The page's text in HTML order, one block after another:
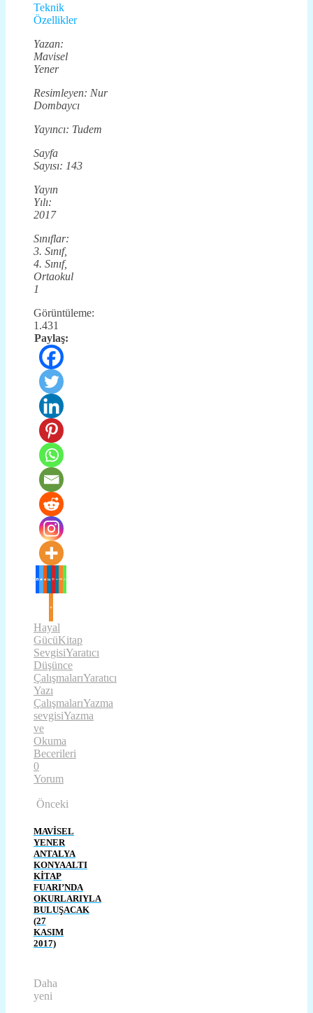
Teknik
Özellikler
Yazan:
Mavisel
Yener
Resimleyen: Nur
Dombaycı
Yayıncı: Tudem
Sayfa
Sayısı: 143
Yayın
Yılı:
2017
Sınıflar:
3. Sınıf,
4. Sınıf,
Ortaokul
1
Görüntüleme:
1.431
Paylaş:
Hayal
GücüKitap
SevgisiYaratıcı
Düşünce
ÇalışmalarıYaratıcı
Yazı
ÇalışmalarıYazma
sevgisiYazma
ve
Okuma
Becerileri
0
Yorum
Önceki
MAVİSEL
YENER
ANTALYA
KONYAALTI
KİTAP
FUARI’NDA
OKURLARIYLA
BULUŞACAK
(27
KASIM
2017)
Daha
yeni